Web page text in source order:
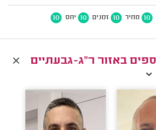
10 מחיר 10 זמנים 10 יחס 10
באזור ר"ג-גבעתיים